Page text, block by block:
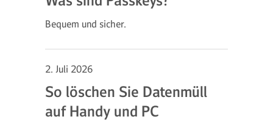
Bequem und sicher.
2. Juli 2026
So löschen Sie Datenmüll
auf Handy und PC